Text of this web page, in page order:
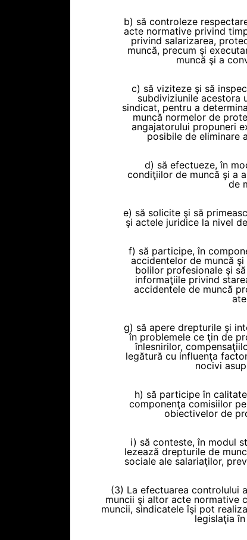
b) să controleze
acte normative privind
privind salarizarea,
muncă, precum şi
muncă şi a
c) să viziteze şi să
subdiviziunile acestora
sindicat, pentru a
muncă normelor de
angajatorului propuneri
posibile de eliminare
d) să efectueze, în
condiţiilor de muncă şi a
de
e) să solicite şi să
şi actele juridice la nivel
f) să participe, în
accidentelor de muncă
bolilor profesionale şi
informaţiile privind
accidentele de muncă
g) să apere drepturile şi
în problemele ce ţin de
înlesnirilor,
legătură cu influenţa
nocivi
h) să participe în
componenţa comisiilor
obiectivelor de
i) să conteste, în modul
lezează drepturile de
sociale ale salariaţilor,
(3) La efectuarea controlului
muncii şi altor acte normative
muncii, sindicatele îşi pot
legislaţia